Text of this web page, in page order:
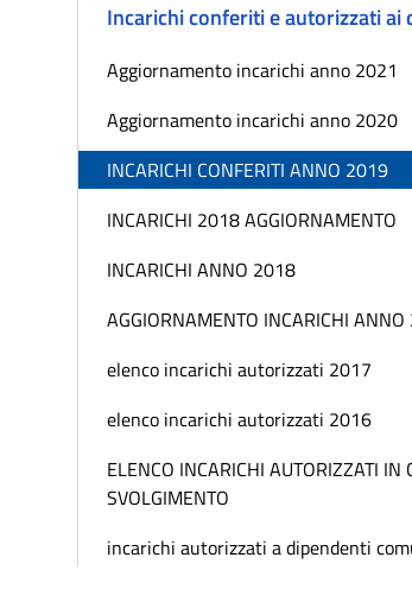
Incarichi conferiti e autorizzati ai
Aggiornamento incarichi anno 2021
Aggiornamento incarichi anno 2020
INCARICHI CONFERITI ANNO 2019
INCARICHI 2018 AGGIORNAMENTO
INCARICHI ANNO 2018
AGGIORNAMENTO INCARICHI
elenco incarichi autorizzati 2017
elenco incarichi autorizzati 2016
ELENCO INCARICHI AUTORIZZATI IN
SVOLGIMENTO
incarichi autorizzati a dipendenti